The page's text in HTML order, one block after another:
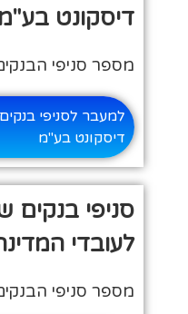
דיסקונט בע"מ
מספר סניפי
למעבר לסניפי
דיסקונט בע"מ
סניפי בנקים
לעובדי
מספר סניפי